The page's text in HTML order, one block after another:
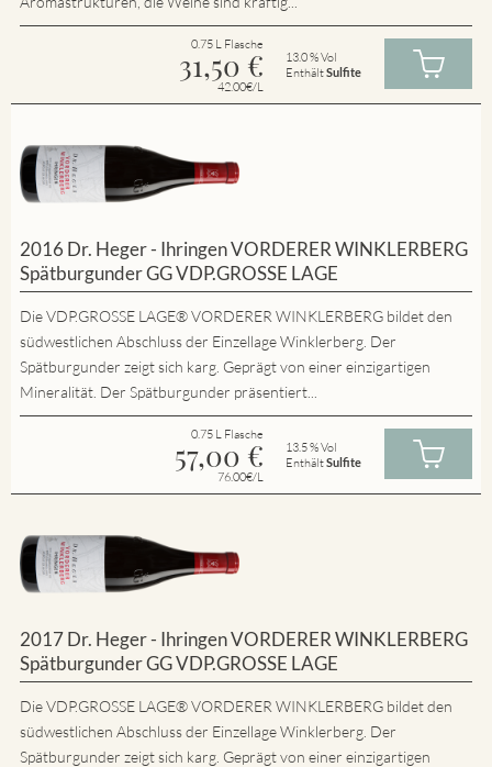
0.75 L Flasche
31,50 €
42.00€/L
13.0 % Vol
EnthältSulfite
2016 Dr. Heger - Ihringen VORDERER WINKLERBERG
Spätburgunder GG VDP.GROSSE LAGE
Die VDP.GROSSE LAGE® VORDERER WINKLERBERG bildet den
südwestlichen Abschluss der Einzellage Winklerberg. Der
Spätburgunder zeigt sich karg. Geprägt von einer einzigartigen
Mineralität. Der Spätburgunder präsentiert...
0.75 L Flasche
57,00 €
76.00€/L
13.5 % Vol
EnthältSulfite
2017 Dr. Heger - Ihringen VORDERER WINKLERBERG
Spätburgunder GG VDP.GROSSE LAGE
Die VDP.GROSSE LAGE® VORDERER WINKLERBERG bildet den
südwestlichen Abschluss der Einzellage Winklerberg. Der
Spätburgunder zeigt sich karg. Geprägt von einer einzigartigen